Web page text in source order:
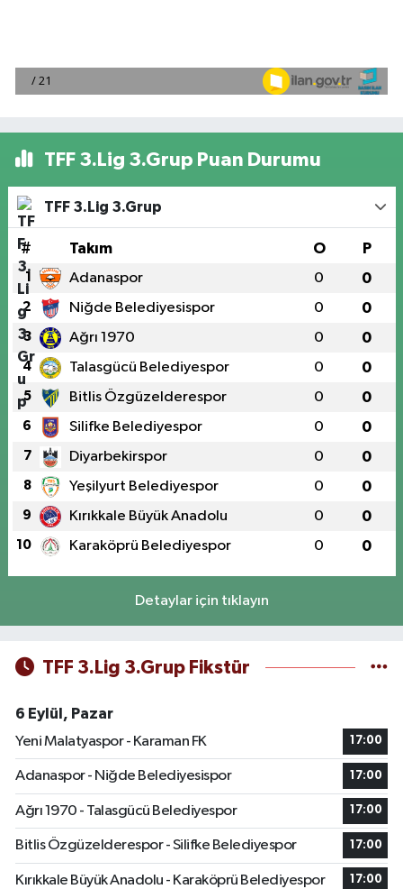
TFF 3.Lig 3.Grup Puan Durumu
TFF 3.Lig 3.Grup
# Takım O P
1 Adanaspor 0 0
2 Niğde Belediyesispor 0 0
3 Ağrı 1970 0 0
4 Talasgücü Belediyespor 0 0
5 Bitlis Özgüzelderespor 0 0
6 Silifke Belediyespor 0 0
7 Diyarbekirspor 0 0
8 Yeşilyurt Belediyespor 0 0
9 Kırıkkale Büyük Anadolu 0 0
10 Karaköprü Belediyespor 0 0
Detaylar için tıklayın
TFF 3.Lig 3.Grup Fikstür
6 Eylül, Pazar
Yeni Malatyaspor - Karaman FK
17:00
Adanaspor - Niğde Belediyesispor 17:00
Ağrı 1970 - Talasgücü Belediyespor 17:00
Bitlis Özgüzelderespor - Silifke Belediyespor 17:00
Kırıkkale Büyük Anadolu - Karaköprü Belediyespor 17:00